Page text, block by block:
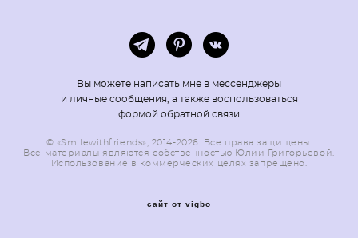
Вы можете написать мне в мессенджеры
и личные сообщения, а также воспользоваться
формой обратной связи
© «Smilewithfriends», 2014-2026. Все права защищены.
Все материалы являются собственностью Юлии Григорьевой.
Использование в коммерческих целях запрещено.
сайт от vigbo